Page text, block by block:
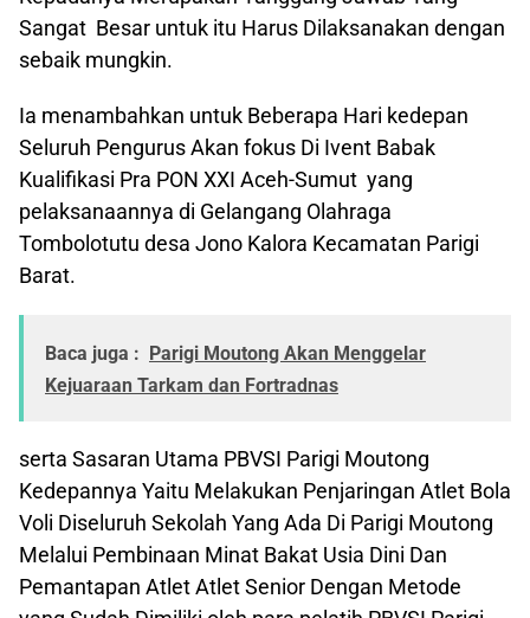
Sangat Besar untuk itu Harus Dilaksanakan dengan
sebaik mungkin.
Ia menambahkan untuk Beberapa Hari kedepan
Seluruh Pengurus Akan fokus Di Ivent Babak
Kualifikasi Pra PON XXI Aceh-Sumut yang
pelaksanaannya di Gelangang Olahraga
Tombolotutu desa Jono Kalora Kecamatan Parigi
Barat.
Baca juga : Parigi Moutong Akan Menggelar
Kejuaraan Tarkam dan Fortradnas
serta Sasaran Utama PBVSI Parigi Moutong
Kedepannya Yaitu Melakukan Penjaringan Atlet Bola
Voli Diseluruh Sekolah Yang Ada Di Parigi Moutong
Melalui Pembinaan Minat Bakat Usia Dini Dan
Pemantapan Atlet Atlet Senior Dengan Metode